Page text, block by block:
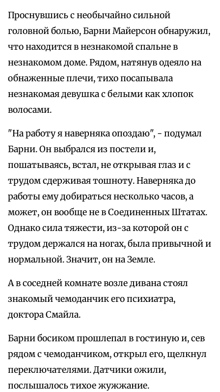
Проснувшись с необычайно сильной
головной болью, Барни Майерсон обнаружил,
что находится в незнакомой спальне в
незнакомом доме. Рядом, натянув одеяло на
обнаженные плечи, тихо посапывала
незнакомая девушка с белыми как хлопок
волосами.
"На работу я наверняка опоздаю", - подумал
Барни. Он выбрался из постели и,
пошатываясь, встал, не открывая глаз и с
трудом сдерживая тошноту. Наверняка до
работы ему добираться несколько часов, а
может, он вообще не в Соединенных Штатах.
Однако сила тяжести, из-за которой он с
трудом держался на ногах, была привычной и
нормальной. Значит, он на Земле.
А в соседней комнате возле дивана стоял
знакомый чемоданчик его психиатра,
доктора Смайла.
Барни босиком прошлепал в гостиную и, сев
рядом с чемоданчиком, открыл его, щелкнул
переключателями. Датчики ожили,
послышалось тихое жужжание.